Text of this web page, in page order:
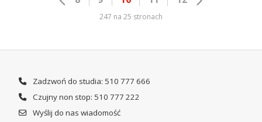
247 na 25 stronach
Zadzwoń do studia: 510 777 666
Czujny non stop: 510 777 222
Wyślij do nas wiadomość